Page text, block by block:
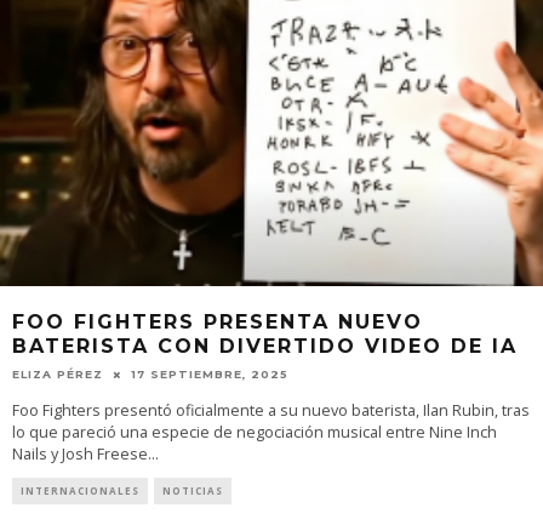
FOO FIGHTERS PRESENTA NUEVO
BATERISTA CON DIVERTIDO VIDEO DE IA
ELIZA PÉREZ 17 SEPTIEMBRE, 2025
Foo Fighters presentó oficialmente a su nuevo baterista, Ilan Rubin, tras
lo que pareció una especie de negociación musical entre Nine Inch
Nails y Josh Freese...
INTERNACIONALES NOTICIAS